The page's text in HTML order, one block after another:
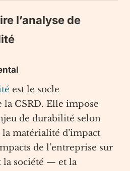
l’analyse de
est le socle
CSRD. Elle impose
de durabilité selon
matérialité d’impact
de l’entreprise sur
la société — et la